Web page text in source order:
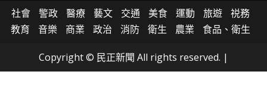
社會 警政 醫療 藝文 交通 美食 運動 旅遊
祱務
教育
音樂 商業 政治 消防 衛生 農業 食品、衛生
Copyright © 民正新聞 All rights reserved. |